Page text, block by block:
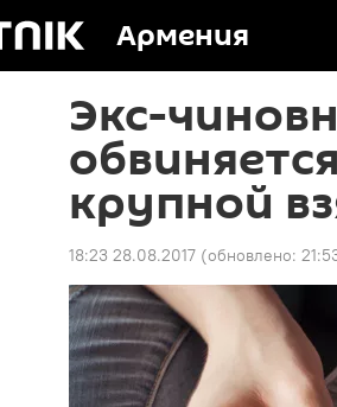
Армения
Экс-
крупной
18:23 28.08.2017 (обновлено: